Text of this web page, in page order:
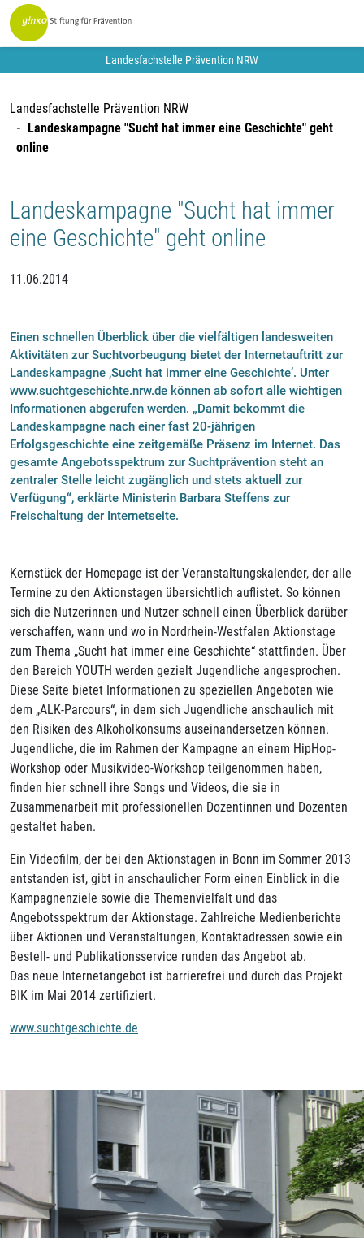
Landesfachstelle Prävention NRW
Landesfachstelle Prävention NRW
Landeskampagne "Sucht hat immer eine Geschichte" geht
online
Landeskampagne "Sucht hat immer
eine Geschichte" geht online
11.06.2014
Einen schnellen Überblick über die vielfältigen landesweiten
Aktivitäten zur Suchtvorbeugung bietet der Internetauftritt zur
Landeskampagne ‚Sucht hat immer eine Geschichte‘. Unter
www.suchtgeschichte.nrw.de können ab sofort alle wichtigen
Informationen abgerufen werden. „Damit bekommt die
Landeskampagne nach einer fast 20-jährigen
Erfolgsgeschichte eine zeitgemäße Präsenz im Internet. Das
gesamte Angebotsspektrum zur Suchtprävention steht an
zentraler Stelle leicht zugänglich und stets aktuell zur
Verfügung“, erklärte Ministerin Barbara Steffens zur
Freischaltung der Internetseite.
Kernstück der Homepage ist der Veranstaltungskalender, der alle
Termine zu den Aktionstagen übersichtlich auflistet. So können
sich die Nutzerinnen und Nutzer schnell einen Überblick darüber
verschaffen, wann und wo in Nordrhein-Westfalen Aktionstage
zum Thema „Sucht hat immer eine Geschichte“ stattfinden. Über
den Bereich YOUTH werden gezielt Jugendliche angesprochen.
Diese Seite bietet Informationen zu speziellen Angeboten wie
dem „ALK-Parcours“, in dem sich Jugendliche anschaulich mit
den Risiken des Alkoholkonsums auseinandersetzen können.
Jugendliche, die im Rahmen der Kampagne an einem HipHop-
Workshop oder Musikvideo-Workshop teilgenommen haben,
finden hier schnell ihre Songs und Videos, die sie in
Zusammenarbeit mit professionellen Dozentinnen und Dozenten
gestaltet haben.
Ein Videofilm, der bei den Aktionstagen in Bonn im Sommer 2013
entstanden ist, gibt in anschaulicher Form einen Einblick in die
Kampagnenziele sowie die Themenvielfalt und das
Angebotsspektrum der Aktionstage. Zahlreiche Medienberichte
über Aktionen und Veranstaltungen, Kontaktadressen sowie ein
Bestell- und Publikationsservice runden das Angebot ab.
Das neue Internetangebot ist barrierefrei und durch das Projekt
BIK im Mai 2014 zertifiziert.
www.suchtgeschichte.de